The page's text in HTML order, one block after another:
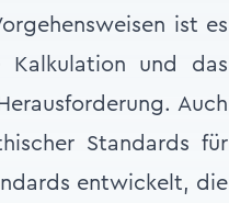
ist es
Kalkulation und das
Auch
Standards für
entwickelt, die